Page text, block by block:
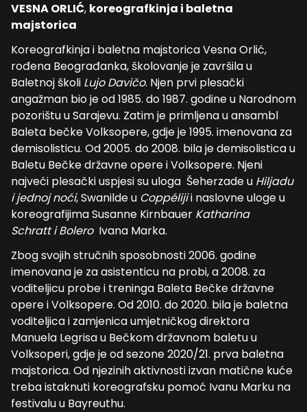
VESNA ORLIĆ, koreografkinja i baletna
majstorica
Koreografkinja i baletna majstorica Vesna Orlić,
rođena Beograđanka, školovanje je završila u
Baletnoj školi Lujo Davičo. Njen prvi plesački
angažman bio je od 1985. do 1987. godine u Narodnom
pozorištu u Sarajevu. Zatim je primljena u ansambl
Baleta bečke Volksopere, gdje je 1995. imenovana za
demisolisticu. Od 2005. do 2008. bila je demisolistica u
Baletu Bečke državne opere i Volksopere. Njeni
najveći plesački uspjesi su uloga Šeherzade u Hiljadu
i jednoj noći, Swanilde u Coppélijii naslovne uloge u
koreografijima Susanne Kirnbauer Katharina
Schratt i BoleroIvana Marka.
Zbog svojih stručnih sposobnosti 2006. godine
imenovana je za asistenticu na probi, a 2008. za
voditeljicu probe i treninga Baleta Bečke državne
opere i Volksopere. Od 2010. do 2020. bila je baletna
voditeljica i zamjenica umjetničkog direktora
Manuela Legrisa u Bečkom državnom baletu u
Volksoperi, gdje je od sezone 2020/21. prva baletna
majstorica. Od njezinih aktivnosti izvan matične kuće
treba istaknuti koreografsku pomoć Ivanu Marku na
festivalu u Bayreuthu.